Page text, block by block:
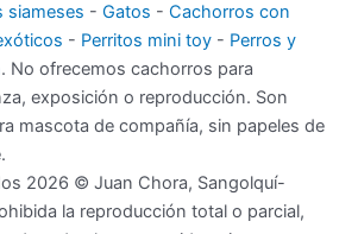
siameses - Gatos - Cachorros con
- Perritos mini toy - Perros y
. No ofrecemos cachorros para
exposición o reproducción. Son
mascota de compañía, sin papeles de
2026 © Juan Chora, Sangolquí-
la reproducción total o parcial,